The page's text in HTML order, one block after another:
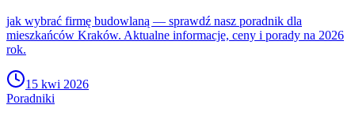
jak wybrać firmę budowlaną — sprawdź nasz poradnik dla
mieszkańców Kraków. Aktualne informacje, ceny i porady na 2026
rok.
15 kwi 2026
Poradniki